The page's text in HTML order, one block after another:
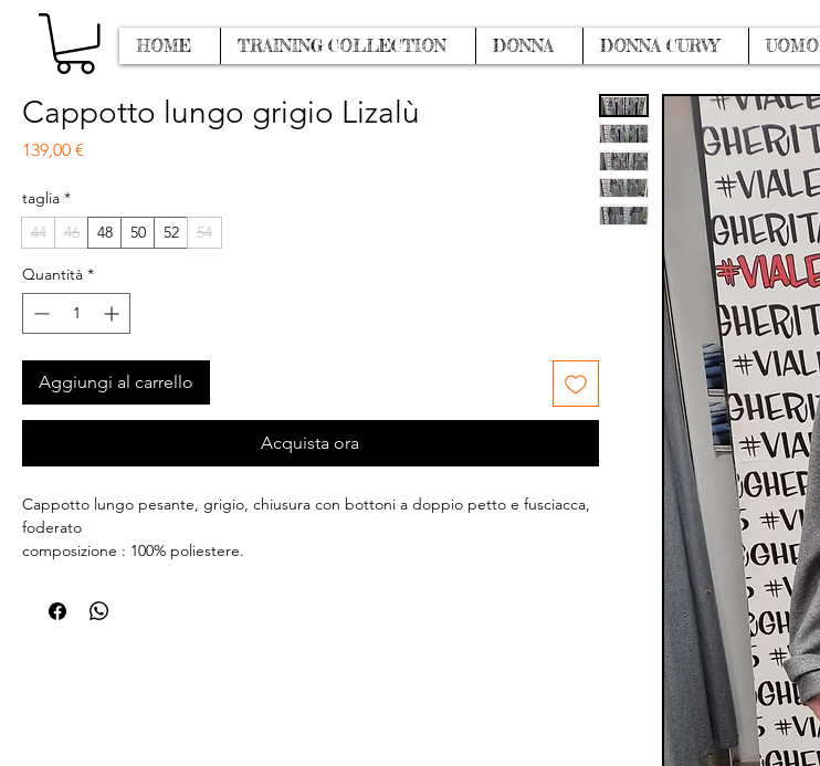
HOME TRAINING COLLECTION DONNA DONNA CURVY UOMO
Cappotto lungo grigio Lizalù
139,00 €
taglia *
44
46 48 50 52 54
Quantità *
Aggiungi al carrello
Acquista ora
Cappotto lungo pesante, grigio, chiusura con bottoni a doppio petto e fusciacca,
foderato
composizione : 100% poliestere.